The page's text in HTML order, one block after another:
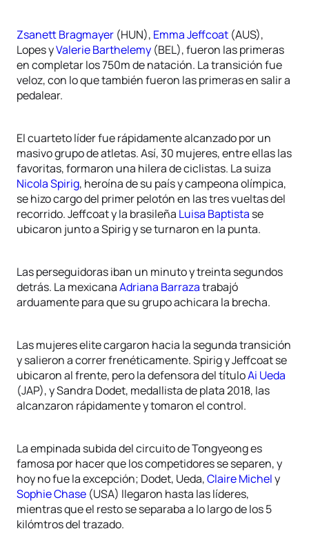
Zsanett Bragmayer (HUN), Emma Jeffcoat (AUS),
Lopes yValerie Barthelemy (BEL), fueron las primeras
en completar los 750m de natación. La transición fue
veloz, con lo que también fueron las primeras en salir a
pedalear.
El cuarteto líder fue rápidamente alcanzado por un
masivo grupo de atletas. Así, 30 mujeres, entre ellas las
favoritas, formaron una hilera de ciclistas. La suiza
Nicola Spirig, heroína de su país y campeona olímpica,
se hizo cargo del primer pelotón en las tres vueltas del
recorrido. Jeffcoat y la brasileña Luisa Baptista se
ubicaron junto a Spirig y se turnaron en la punta.
Las perseguidoras iban un minuto y treinta segundos
detrás. La mexicanaAdriana Barrazatrabajó
arduamente para que su grupo achicara la brecha.
Las mujeres elite cargaron hacia la segunda transición
y salieron a correr frenéticamente. Spirig y Jeffcoat se
ubicaron al frente, pero la defensora del títuloAi Ueda
(JAP), y Sandra Dodet, medallista de plata 2018, las
alcanzaron rápidamente y tomaron el control.
La empinada subida del circuito de Tongyeong es
famosa por hacer que los competidores se separen, y
hoy no fue la excepción; Dodet, Ueda,Claire Michely
Sophie Chase (USA) llegaron hasta las líderes,
mientras que el resto se separaba a lo largo de los 5
kilómtros del trazado.